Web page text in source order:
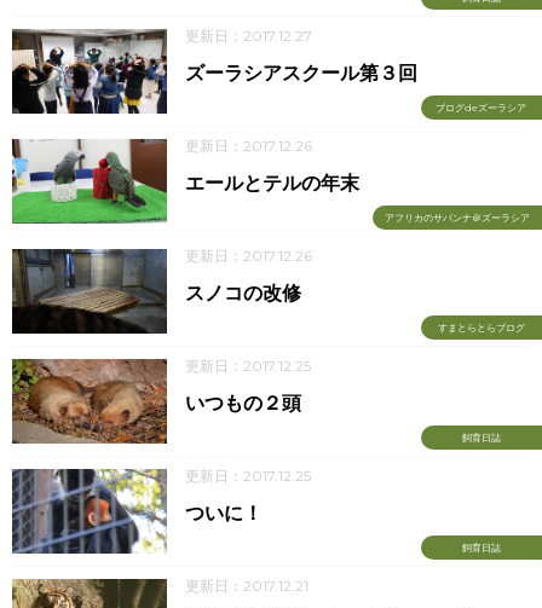
更新日：2017.12.27
ブログdeズーラシア
ズーラシアスクール第３回
更新日：2017.12.26
アフリカのサバンナ＠ズーラシア
エールとテルの年末
更新日：2017.12.26
すまとらとらブログ
スノコの改修
更新日：2017.12.25
飼育日誌
いつもの２頭
更新日：2017.12.25
飼育日誌
ついに！
更新日：2017.12.21